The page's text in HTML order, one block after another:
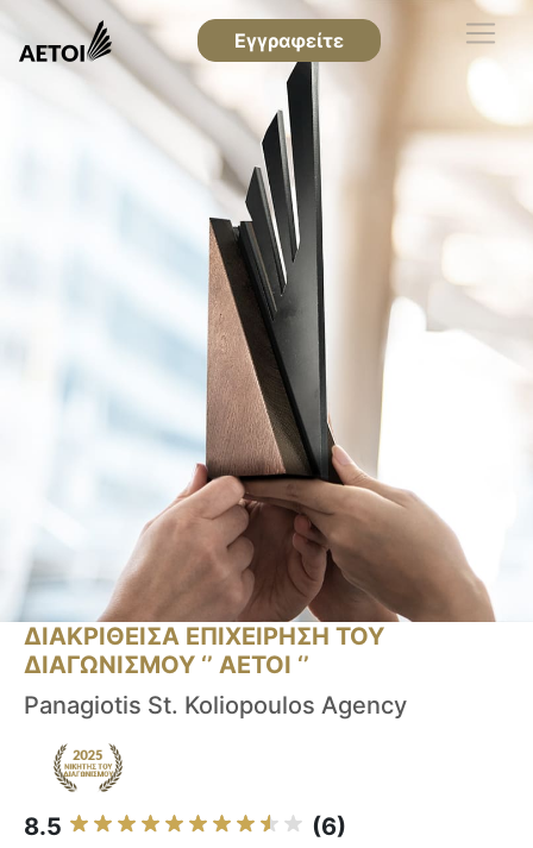
Εγγραφείτε
ΔΙΑΚΡΙΘΕΙΣΑ ΕΠΙΧΕΙΡΗΣΗ ΤΟΥ
ΔΙΑΓΩΝΙΣΜΟΥ ‘’ ΑΕΤΟΙ ‘’
Panagiotis St. Koliopoulos Agency
8.5 (6)